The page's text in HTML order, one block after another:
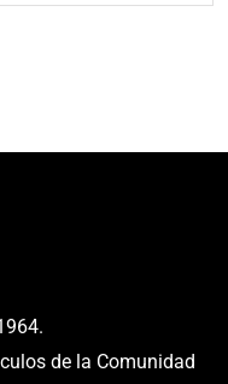
de la Comunidad